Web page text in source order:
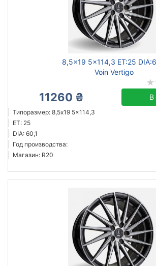
8,5x19 5x114,3 ET:25
Voin Vertigo
11260 ₴ В
Типоразмер: 8,5x19 5x114,3
ET: 25
DIA: 60,1
Год производства:
Магазин: R20